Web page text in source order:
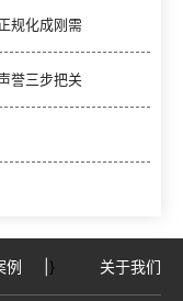
规化成刚需
誉三步把关
例 } 关于我们